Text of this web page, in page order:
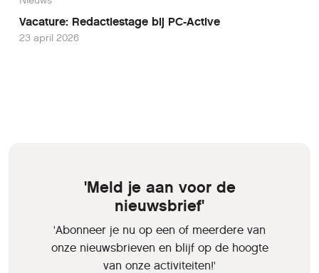
Vacature: Redactiestage bij PC-Active
23 april 2026
'Meld je aan voor de
nieuwsbrief'
'Abonneer je nu op een of meerdere van
onze nieuwsbrieven en blijf op de hoogte
van onze activiteiten!'